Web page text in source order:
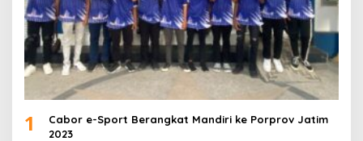
1
Cabor e-Sport Berangkat Mandiri ke Porprov Jatim
2023